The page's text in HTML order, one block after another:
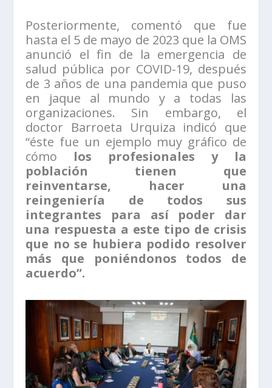
Posteriormente, comentó que fue
hasta el 5 de mayo de 2023 que la OMS
anunció el fin de la emergencia de
salud pública por COVID-19, después
de 3 años de una pandemia que puso
en jaque al mundo y a todas las
organizaciones. Sin embargo, el
doctor Barroeta Urquiza indicó que
“éste fue un ejemplo muy gráfico de
cómo los profesionales y la
población tienen que
reinventarse, hacer una
reingeniería de todos sus
integrantes para así poder dar
una respuesta a este tipo de crisis
que no se hubiera podido resolver
más que poniéndonos todos de
acuerdo”.